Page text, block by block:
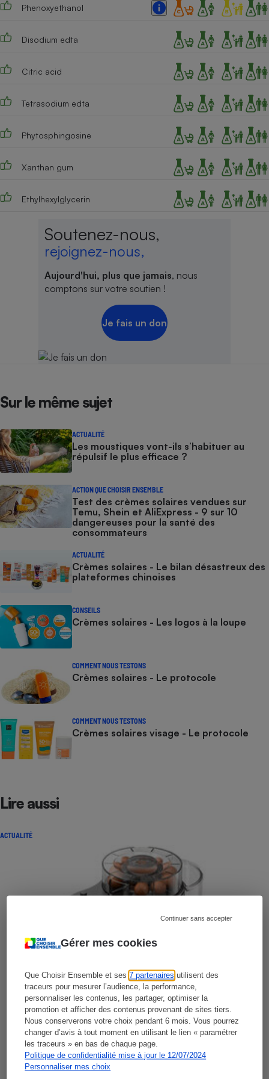
Gérer mes cookies
Que Choisir Ensemble et ses7 partenaires utilisent des
traceurs pour mesurer l’audience, la performance,
personnaliser les contenus, les partager, optimiser la
promotion et afficher des contenus provenant de sites tiers.
Nous conserverons votre choix pendant 6 mois. Vous pourrez
changer d’avis à tout moment en utilisant le lien « paramétrer
les traceurs » en bas de chaque page.
Politique de confidentialité mise à jour le 12/07/2024
Personnaliser mes choix
Continuer sans accepter
Phenoxyethanol
Disodium edta
Citric acid
Tetrasodium edta
Phytosphingosine
Xanthan gum
Ethylhexylglycerin
Soutenez-nous,
rejoignez-nous,
Aujourd'hui, plus que jamais, nous
comptons sur votre soutien !
Je fais un don
Sur le même sujet
ACTUALITÉ
Les moustiques vont-ils s’habituer au
répulsif le plus efficace ?
ACTION QUE CHOISIR ENSEMBLE
Test des crèmes solaires vendues sur
Temu, Shein et AliExpress - 9 sur 10
dangereuses pour la santé des
consommateurs
ACTUALITÉ
Crèmes solaires - Le bilan désastreux des
plateformes chinoises
CONSEILS
Crèmes solaires - Les logos à la loupe
COMMENT NOUS TESTONS
Crèmes solaires - Le protocole
COMMENT NOUS TESTONS
Crèmes solaires visage - Le protocole
Lire aussi
ACTUALITÉ